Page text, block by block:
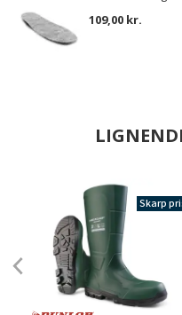
109,00 kr.
Skarp